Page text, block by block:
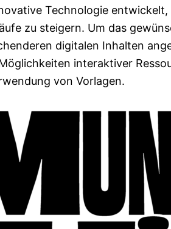
Technologie
zu steigern. Um das
digitalen Inhalten
interaktiver
von Vorlagen.